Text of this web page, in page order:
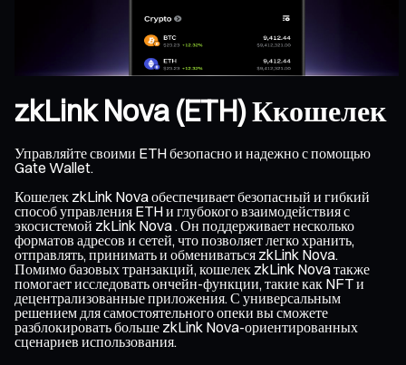
zkLink Nova (ETH) Ккошелек
Управляйте своими ETH безопасно и надежно с помощью
Gate Wallet.
Кошелек zkLink Nova обеспечивает безопасный и гибкий
способ управления ETH и глубокого взаимодействия с
экосистемой zkLink Nova . Он поддерживает несколько
форматов адресов и сетей, что позволяет легко хранить,
отправлять, принимать и обмениваться zkLink Nova.
Помимо базовых транзакций, кошелек zkLink Nova также
помогает исследовать ончейн-функции, такие как NFT и
децентрализованные приложения. С универсальным
решением для самостоятельного опеки вы сможете
разблокировать больше zkLink Nova-ориентированных
сценариев использования.